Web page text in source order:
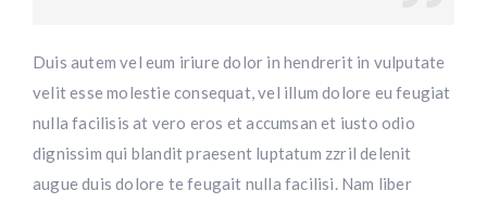
Duis autem vel eum iriure dolor in hendrerit in vulputate
velit esse molestie consequat, vel illum dolore eu feugiat
nulla facilisis at vero eros et accumsan et iusto odio
dignissim qui blandit praesent luptatum zzril delenit
augue duis dolore te feugait nulla facilisi. Nam liber